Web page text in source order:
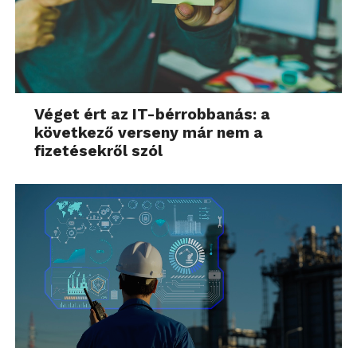
Véget ért az IT-bérrobbanás: a
következő verseny már nem a
fizetésekről szól